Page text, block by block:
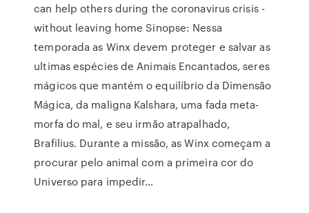
can help others during the coronavirus crisis -
without leaving home Sinopse: Nessa
temporada as Winx devem proteger e salvar as
ultimas espécies de Animais Encantados, seres
mágicos que mantém o equilíbrio da Dimensão
Mágica, da maligna Kalshara, uma fada meta-
morfa do mal, e seu irmão atrapalhado,
Brafilius. Durante a missão, as Winx começam a
procurar pelo animal com a primeira cor do
Universo para impedir…